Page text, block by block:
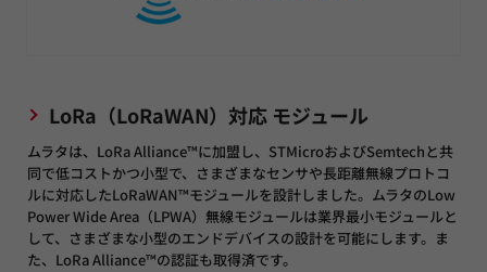
LoRa（LoRaWAN）対応 モジュール
ムラタは、LoRa Alliance™に加盟し、STMicroおよびSemtechと共
同で低コストかつ小型で、さまざまなセンサや長距離無線プロトコ
ルに対応したLoRaWAN™モジュールを設計しました。ムラタのLow
Power Wide Area（LPWA）無線モジュールは業界最小モジュールと
して、さまざまな小型のエンドデバイスの設計を可能にします。ま
た、LoRa Alliance™の認証も取得済です。